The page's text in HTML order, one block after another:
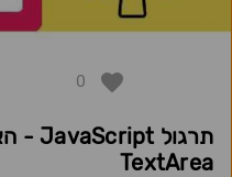
0
TextArea